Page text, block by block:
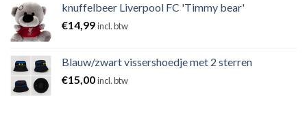
knuffelbeer Liverpool FC 'Timmy bear'
€14,99incl. btw
Blauw/zwart vissershoedje met 2 sterren
€15,00incl. btw